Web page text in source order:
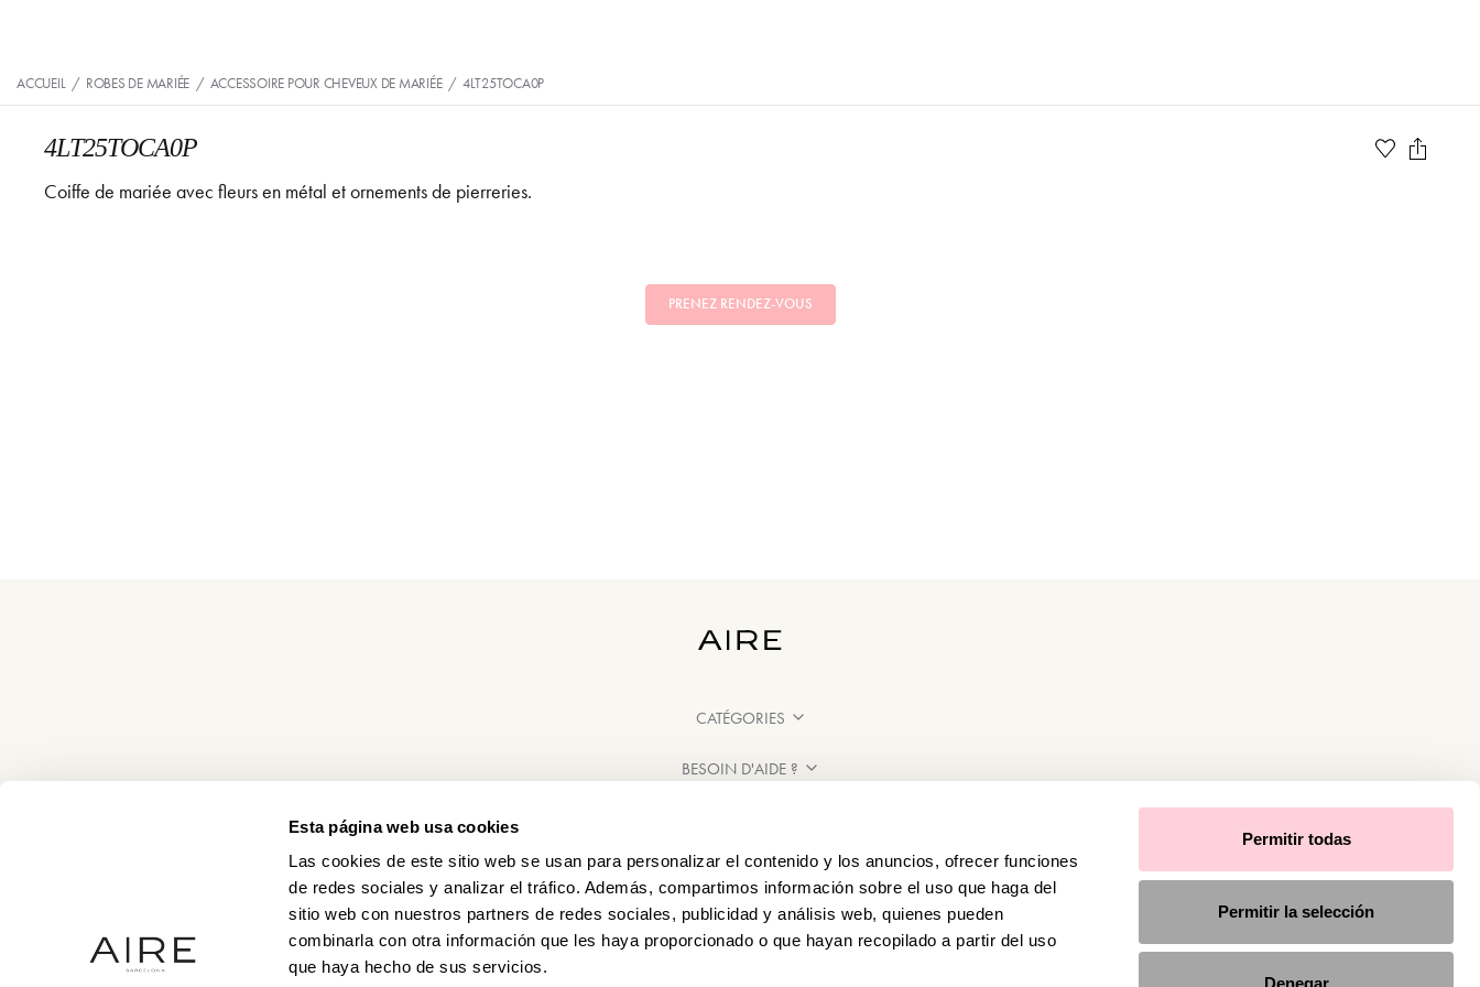
Esta página web usa cookies
Las cookies de este sitio web se usan para personalizar el contenido y los anuncios, ofrecer funciones
de redes sociales y analizar el tráfico. Además, compartimos información sobre el uso que haga del
sitio web con nuestros partners de redes sociales, publicidad y análisis web, quienes pueden
combinarla con otra información que les haya proporcionado o que hayan recopilado a partir del uso
que haya hecho de sus servicios.
Permitir todas
Permitir la selección
Denegar
ACCUEIL / ROBES DE MARIÉE / ACCESSOIRE POUR CHEVEUX DE MARIÉE / 4LT25TOCA0P
4LT25TOCA0P
Coiffe de mariée avec fleurs en métal et ornements de pierreries.
PRENEZ RENDEZ-VOUS
CATÉGORIES
BESOIN D'AIDE ?